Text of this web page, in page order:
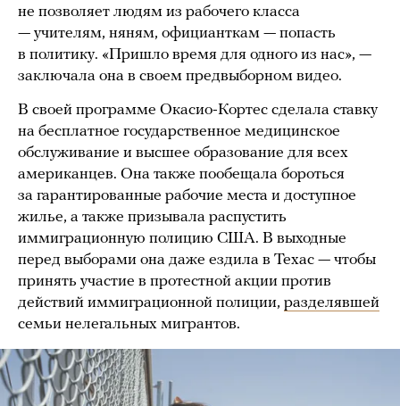
не позволяет людям из рабочего класса
— учителям, няням, официанткам — попасть
в политику. «Пришло время для одного из нас», —
заключала она в своем предвыборном видео.
В своей программе Окасио-Кортес сделала ставку
на бесплатное государственное медицинское
обслуживание и высшее образование для всех
американцев. Она также пообещала бороться
за гарантированные рабочие места и доступное
жилье, а также призывала распустить
иммиграционную полицию США. В выходные
перед выборами она даже ездила в Техас — чтобы
принять участие в протестной акции против
действий иммиграционной полиции, разделявшей
семьи нелегальных мигрантов.